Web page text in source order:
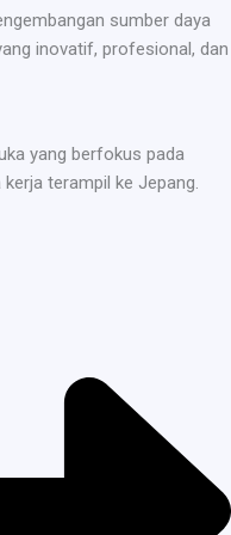
sumber daya
inovatif, profesional, dan
yang berfokus pada
terampil ke Jepang.